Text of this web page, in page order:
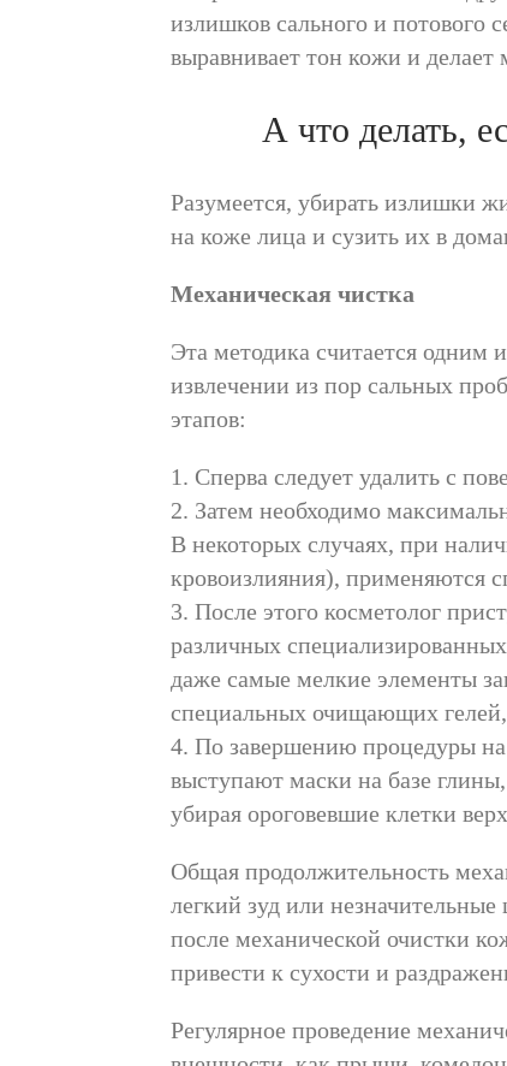
излишков сального и потового
выравнивает тон кожи и
А что делать,
Разумеется, убирать излишки
на коже лица и сузить их в
Механическая чистка
Эта методика считается одним
извлечении из пор сальных
этапов:
1. Сперва следует удалить с
2. Затем необходимо
В некоторых случаях, при
кровоизлияния), применяются
3. После этого косметолог
различных
даже самые мелкие элементы
специальных очищающих
4. По завершению процедуры на
выступают маски на базе
убирая ороговевшие клетки
Общая продолжительность
легкий зуд или
после механической очистки
привести к сухости и
Регулярное проведение